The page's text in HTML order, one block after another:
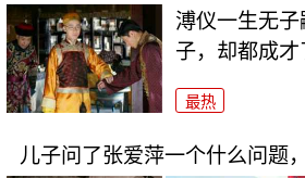
溥仪一生无
子，却都成才
最热
儿子问了张爱萍一个什么问题